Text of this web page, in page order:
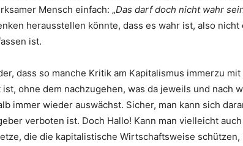
Mensch einfach: „Das darf doch nicht wahr
herausstellen könnte, dass es wahr ist, also nicht
ist.
dass so manche Kritik am Kapitalismus immerzu
ist, ohne dem nachzugehen, was da jeweils und nach
immer wieder auswächst. Sicher, man kann sich
verboten ist. Doch Hallo! Kann man vielleicht
die die kapitalistische Wirtschaftsweise schützen,